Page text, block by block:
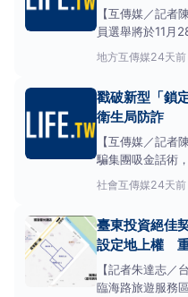
【互傳媒／記者
員選舉將於11月
選宣導的印象，
念，
臺東縣 政
各式公務車輛的
的效
地方互傳媒24天前
戳破新型「鎖定公
衛生局防詐
【互傳媒／記者
騙集團吸金話術
局今(16)日由王
局長邵明仁等人
特別邀請近期險
法，分享如
社會互傳媒24天前
臺東投資絕佳
設定地上權 重
【記者朱達志／
臨海路旅遊服務